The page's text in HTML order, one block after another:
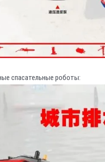
спасательные роботы: